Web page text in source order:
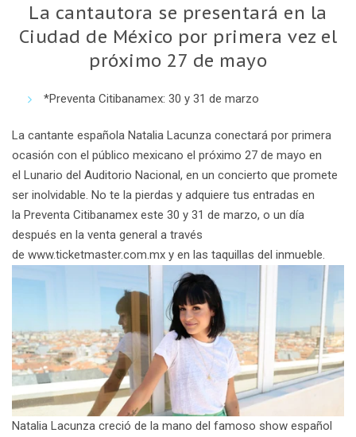
La cantautora se presentará en la
Ciudad de México por primera vez el
próximo 27 de mayo
*Preventa Citibanamex: 30 y 31 de marzo
La cantante española Natalia Lacunza conectará por primera
ocasión con el público mexicano el próximo 27 de mayo en
el Lunario del Auditorio Nacional, en un concierto que promete
ser inolvidable. No te la pierdas y adquiere tus entradas en
la Preventa Citibanamex este 30 y 31 de marzo, o un día
después en la venta general a través
de www.ticketmaster.com.mx y en las taquillas del inmueble.
Natalia Lacunza creció de la mano del famoso show español